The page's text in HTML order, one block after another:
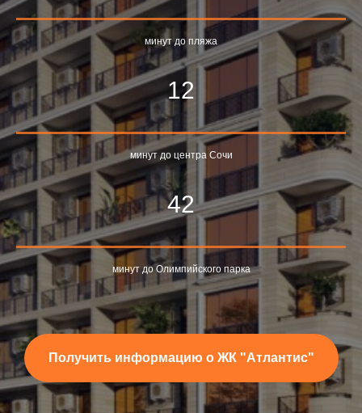
минут до пляжа
12
минут до центра Сочи
42
минут до Олимпийского парка
Получить информацию о ЖК "Атлантис"